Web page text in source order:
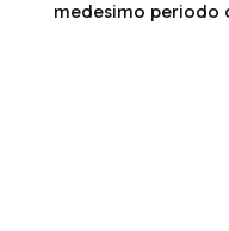
medesimo periodo